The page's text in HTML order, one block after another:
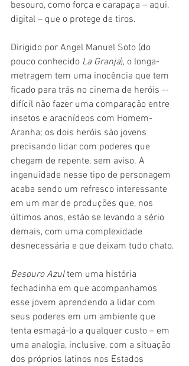
besouro, como força e carapaça – aqui,
digital – que o protege de tiros.
Dirigido por Angel Manuel Soto (do
pouco conhecido La Granja), o longa-
metragem tem uma inocência que tem
ficado para trás no cinema de heróis --
difícil não fazer uma comparação entre
insetos e aracnídeos com Homem-
Aranha; os dois heróis são jovens
precisando lidar com poderes que
chegam de repente, sem aviso. A
ingenuidade nesse tipo de personagem
acaba sendo um refresco interessante
em um mar de produções que, nos
últimos anos, estão se levando a sério
demais, com uma complexidade
desnecessária e que deixam tudo chato.
Besouro Azul tem uma história
fechadinha em que acompanhamos
esse jovem aprendendo a lidar com
seus poderes em um ambiente que
tenta esmagá-lo a qualquer custo – em
uma analogia, inclusive, com a situação
dos próprios latinos nos Estados